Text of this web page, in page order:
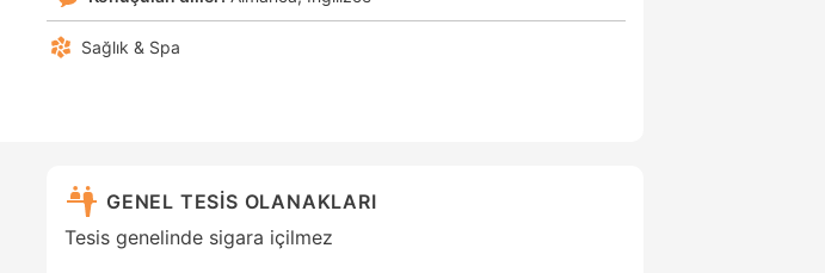
Sağlık & Spa
GENEL TESİS OLANAKLARI
Tesis genelinde sigara içilmez